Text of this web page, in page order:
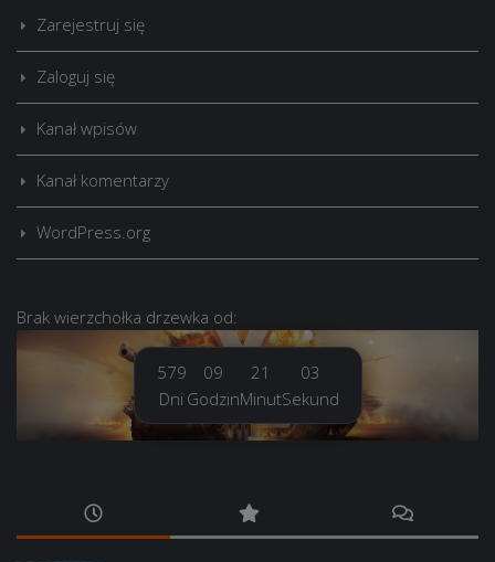
Zarejestruj się
Zaloguj się
Kanał wpisów
Kanał komentarzy
WordPress.org
Brak wierzchołka drzewka od:
579
Dni
09
Godzin
21
Minut
04
Sekund